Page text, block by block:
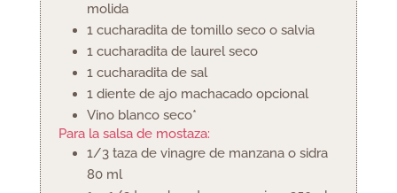
molida
1 cucharadita de tomillo seco o salvia
1 cucharadita de laurel seco
1 cucharadita de sal
1 diente de ajo machacado opcional
Vino blanco seco*
Para la salsa de mostaza:
1/3 taza de vinagre de manzana o sidra
80 ml